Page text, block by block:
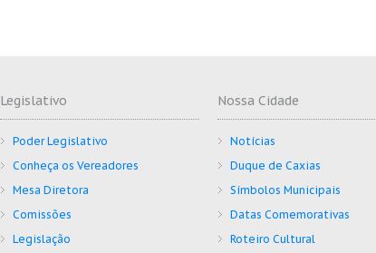
Legislativo
Poder Legislativo
Conheça os Vereadores
Mesa Diretora
Comissões
Legislação
Nossa Cidade
Notícias
Duque de Caxias
Símbolos Municipais
Datas Comemorativas
Roteiro Cultural